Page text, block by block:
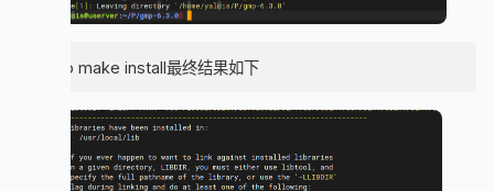
sudo make install最终结果如下